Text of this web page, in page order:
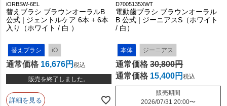
iORBSW-6EL
替えブラシ ブラウンオーラルB
公式 | ジェントルケア 6本 + 6本
入り（ホワイト / 白 ）
替えブラシ iO
通常価格 16,676
税込
販売を終了しました。
詳細を見る
D7005135XWT
電動歯ブラシ ブラウンオーラル
B 公式 | ジーニアスS（ホワイト
/ 白）
本体 ジーニアス
通常価格 30,800
通常価格 15,400 税込
販売期間
2026/07/31 20:00〜